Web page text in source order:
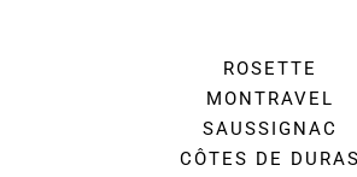
ROSETTE
MONTRAVEL
SAUSSIGNAC
CÔTES DE DURAS